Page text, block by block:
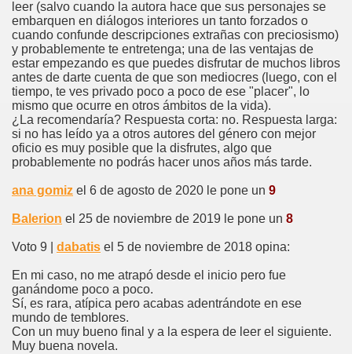
leer (salvo cuando la autora hace que sus personajes se
embarquen en diálogos interiores un tanto forzados o
cuando confunde descripciones extrañas con preciosismo)
y probablemente te entretenga; una de las ventajas de
estar empezando es que puedes disfrutar de muchos libros
antes de darte cuenta de que son mediocres (luego, con el
tiempo, te ves privado poco a poco de ese "placer", lo
mismo que ocurre en otros ámbitos de la vida).
¿La recomendaría? Respuesta corta: no. Respuesta larga:
si no has leído ya a otros autores del género con mejor
oficio es muy posible que la disfrutes, algo que
probablemente no podrás hacer unos años más tarde.
ana gomiz el 6 de agosto de 2020 le pone un 9
Balerion el 25 de noviembre de 2019 le pone un 8
Voto 9 | dabatis el 5 de noviembre de 2018 opina:
En mi caso, no me atrapó desde el inicio pero fue
ganándome poco a poco.
Sí, es rara, atípica pero acabas adentrándote en ese
mundo de temblores.
Con un muy bueno final y a la espera de leer el siguiente.
Muy buena novela.